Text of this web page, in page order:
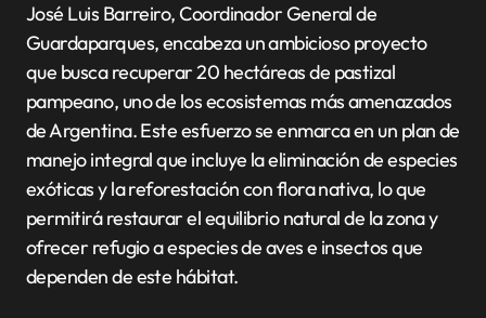
José Luis Barreiro, Coordinador General de
Guardaparques, encabeza un ambicioso proyecto
que busca recuperar 20 hectáreas de pastizal
pampeano, uno de los ecosistemas más amenazados
de Argentina. Este esfuerzo se enmarca en un plan de
manejo integral que incluye la eliminación de especies
exóticas y la reforestación con flora nativa, lo que
permitirá restaurar el equilibrio natural de la zona y
ofrecer refugio a especies de aves e insectos que
dependen de este hábitat.